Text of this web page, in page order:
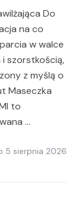
Do
na co
w walce
i szorstkością,
z myślą o
Maseczka
to
…
5 sierpnia 2026